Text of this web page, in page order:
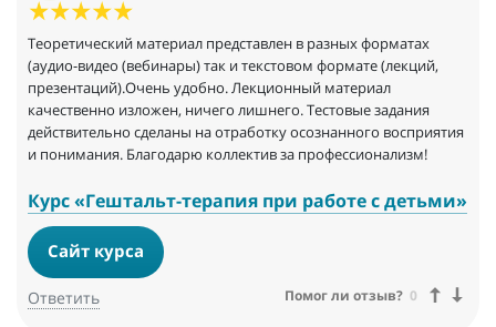
Теоретический материал представлен в разных форматах
(аудио-видео (вебинары) так и текстовом формате (лекций,
презентаций).Очень удобно. Лекционный материал
качественно изложен, ничего лишнего. Тестовые задания
действительно сделаны на отработку осознанного восприятия
и понимания. Благодарю коллектив за профессионализм!
Курс «Гештальт-терапия при работе с детьми»
Сайт курса
Ответить Помог ли отзыв? 0